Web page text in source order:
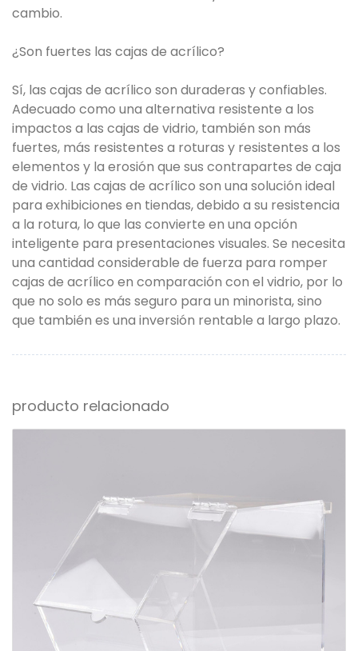
cambio.
¿Son fuertes las cajas de acrílico?
Sí, las cajas de acrílico son duraderas y confiables.
Adecuado como una alternativa resistente a los
impactos a las cajas de vidrio, también son más
fuertes, más resistentes a roturas y resistentes a los
elementos y la erosión que sus contrapartes de caja
de vidrio. Las cajas de acrílico son una solución ideal
para exhibiciones en tiendas, debido a su resistencia
a la rotura, lo que las convierte en una opción
inteligente para presentaciones visuales. Se necesita
una cantidad considerable de fuerza para romper
cajas de acrílico en comparación con el vidrio, por lo
que no solo es más seguro para un minorista, sino
que también es una inversión rentable a largo plazo.
producto relacionado